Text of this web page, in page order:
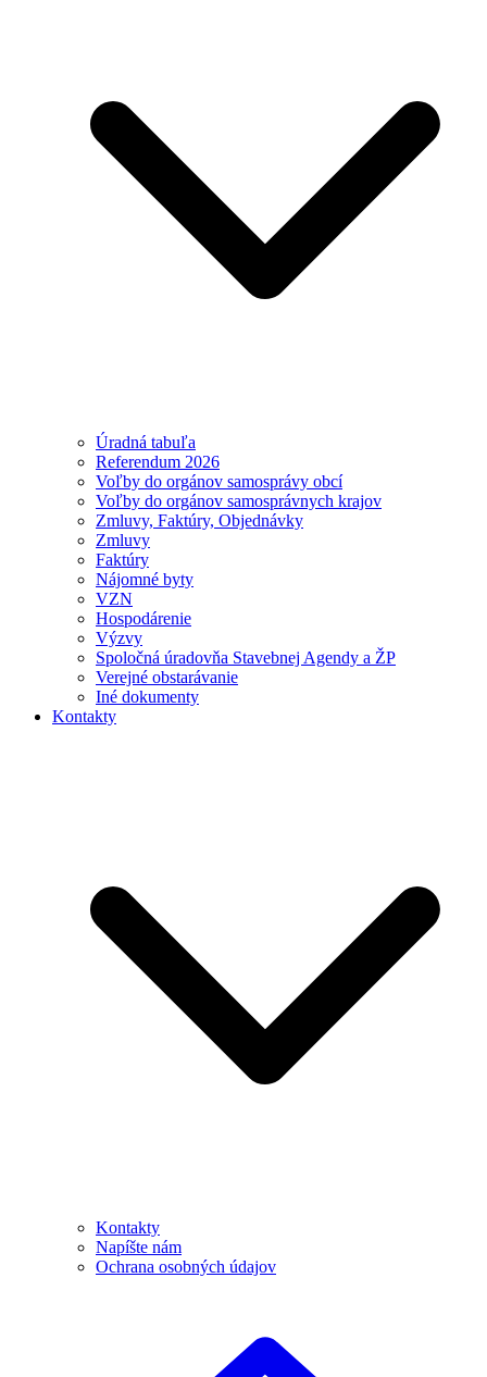
Úradná tabuľa
Referendum 2026
Voľby do orgánov samosprávy obcí
Voľby do orgánov samosprávnych krajov
Zmluvy, Faktúry, Objednávky
Zmluvy
Faktúry
Nájomné byty
VZN
Hospodárenie
Výzvy
Spoločná úradovňa Stavebnej Agendy a ŽP
Verejné obstarávanie
Iné dokumenty
Kontakty
Kontakty
Napíšte nám
Ochrana osobných údajov